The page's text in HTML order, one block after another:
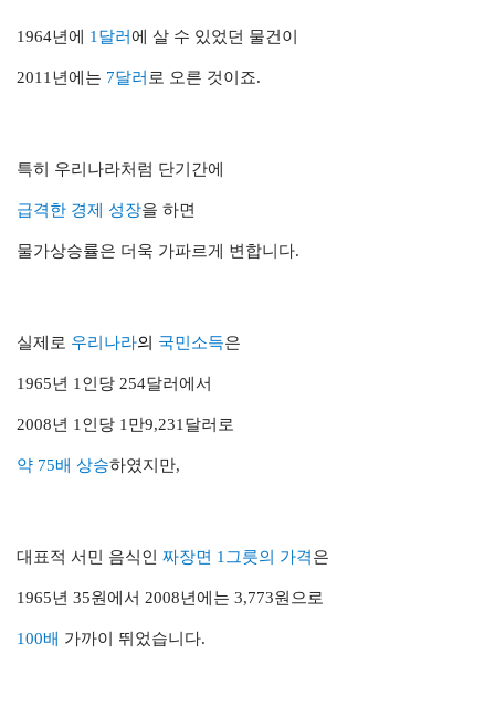
1964년에 1달러에 살 수 있었던 물건이
2011년에는 7달러 로 오른 것이죠.
특히 우리나라처럼 단기간에
급격한 경제 성장을 하면
물가상승률은 더욱 가파르게 변합니다.
실제로 우리나라의 국민소득은
1965년 1인당 254달러에서
2008년 1인당 1만9,231달러로
약 75배 상승하였지만,
대표적 서민 음식인 짜장면 1그릇의 가격은
1965년 35원에서 2008년에는 3,773원으로
100배 가까이 뛰었습니다.